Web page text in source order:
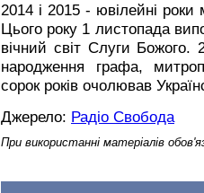
2014 і 2015 - ювілейні
Цього року 1 листопада
вічний світ Слуги Божого.
народження графа,
сорок років очолював
Джерело: Радіо Свобода
При використанні матеріалів